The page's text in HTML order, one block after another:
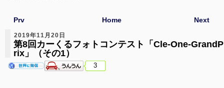
Next
Prv Home
2019年11月20日
第8回カーくるフォトコンテスト「Cle-One-GrandP
rix」（その1）
3